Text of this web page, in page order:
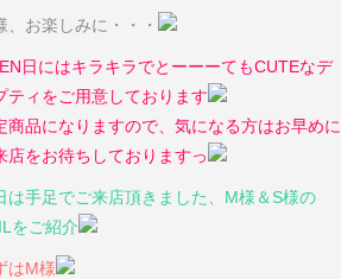
、お楽しみに・・・
日にはキラキラでとーーーてもCUTEなデ
ティをご用意しております
商品になりますので、気になる方はお早めに
店をお待ちしておりますっ
は手足でご来店頂きました、M様＆S様の
をご紹介
はM様